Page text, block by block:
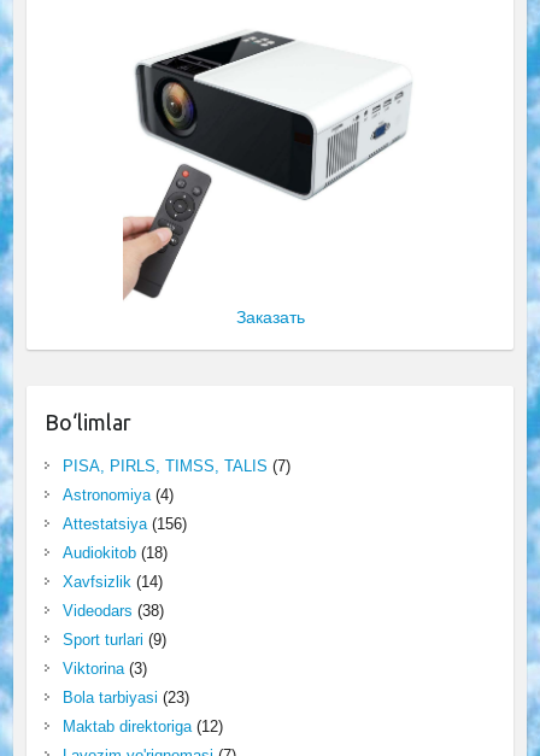
Заказать
Bo‘limlar
PISA, PIRLS, TIMSS, TALIS (7)
Astronomiya(4)
Attestatsiya(156)
Audiokitob(18)
Xavfsizlik(14)
Videodars (38)
Sport turlari (9)
Viktorina(3)
Bola tarbiyasi (23)
Maktab direktoriga(12)